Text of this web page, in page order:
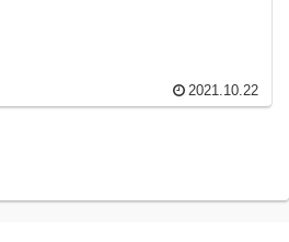
2021.10.22